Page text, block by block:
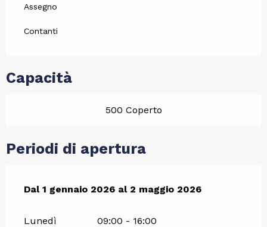
Assegno
Contanti
Capacità
500 Coperto
Periodi di apertura
Dal1 gennaio 2026 al2 maggio 2026
Dal1 gennaio 2026 al2 maggio 2026
Lunedì 09:00 - 16:00